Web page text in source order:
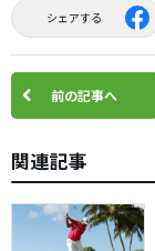
シェアする
前の記事へ
関連記事